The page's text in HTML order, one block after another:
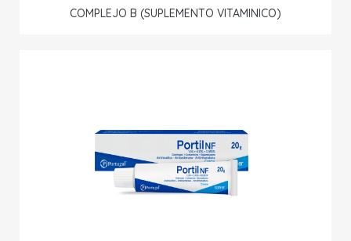
COMPLEJO B (SUPLEMENTO VITAMINICO)